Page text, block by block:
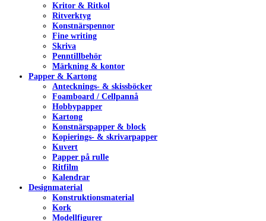
Kritor & Ritkol
Ritverktyg
Konstnärspennor
Fine writing
Skriva
Penntillbehör
Märkning & kontor
Papper & Kartong
Antecknings- & skissböcker
Foamboard / Cellpannå
Hobbypapper
Kartong
Konstnärspapper & block
Kopierings- & skrivarpapper
Kuvert
Papper på rulle
Ritfilm
Kalendrar
Designmaterial
Konstruktionsmaterial
Kork
Modellfigurer